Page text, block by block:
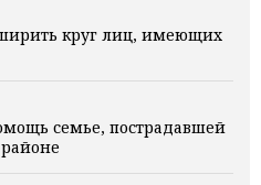
круг лиц, имеющих
семье, пострадавшей